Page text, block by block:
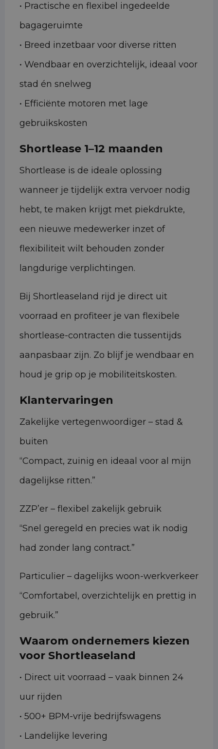
• Practische en flexibel ingedeelde
bagageruimte
• Breed inzetbaar voor diverse ritten
• Wendbaar en overzichtelijk, ideaal voor
stad én snelweg
• Efficiënte motoren met lage
gebruikskosten
Shortlease 1–12 maanden
Shortlease is de ideale oplossing
wanneer je tijdelijk extra vervoer nodig
hebt, te maken krijgt met piekdrukte,
een nieuwe medewerker inzet of
flexibiliteit wilt behouden zonder
langdurige verplichtingen.
Bij Shortleaseland rijd je direct uit
voorraad en profiteer je van flexibele
shortlease-contracten die tussentijds
aanpasbaar zijn. Zo blijf je wendbaar en
houd je grip op je mobiliteitskosten.
Klantervaringen
Zakelijke vertegenwoordiger – stad &
buiten
“Compact, zuinig en ideaal voor al mijn
dagelijkse ritten.”
ZZP’er – flexibel zakelijk gebruik
“Snel geregeld en precies wat ik nodig
had zonder lang contract.”
Particulier – dagelijks woon-werkverkeer
“Comfortabel, overzichtelijk en prettig in
gebruik.”
Waarom ondernemers kiezen
voor Shortleaseland
• Direct uit voorraad – vaak binnen 24
uur rijden
• 500+ BPM-vrije bedrijfswagens
• Landelijke levering